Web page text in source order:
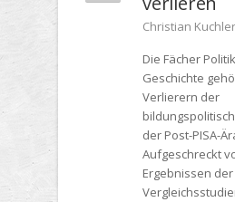
Christian Kuchler
Die Fächer
Geschichte
Verlierern der
der Post-PISA-
Aufgeschreckt
Ergebnissen